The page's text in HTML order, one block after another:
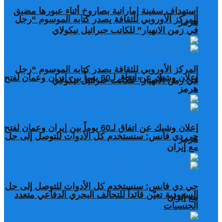
المركز الأوروبي للثقافة يصدر كتابه الموسوم “رجل
في زمن الانهيار” للكاتب جبرائيل نيكولاي
إعلان وشيك عن اتفاق لـ60 يوماً بين إيران وعمان لفتح
هرمز
جي دي فانس: سنستخدم كل الأدوات للتوصل إلى حل
مع إيران
السعودية تعيّن قائداً للتحالف البحري الدفاعي متعدد
الجنسيات
استهداف سفينة إماراتية بصاروخ أثناء عبورها مضيق
هرمز
المركز الأوروبي للثقافة يصدر كتابه الموسوم “رجل
في زمن الانهيار” للكاتب جبرائيل نيكولاي
إعلان وشيك عن اتفاق لـ60 يوماً بين إيران وعمان لفتح
هرمز
جي دي فانس: سنستخدم كل الأدوات للتوصل إلى حل
مع إيران